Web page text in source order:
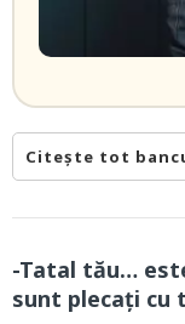
Citește tot
-Tatal tău…
sunt plecați cu